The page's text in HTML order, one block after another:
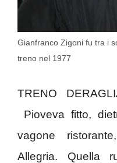
Gianfranco Zigoni fu tra i
treno nel 1977
TRENO
Pioveva fitto,
vagone
Allegria. Quella